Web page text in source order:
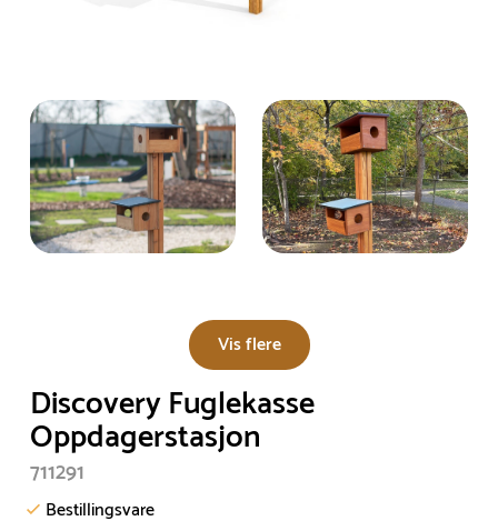
Vis flere
Discovery Fuglekasse
Oppdagerstasjon
711291
Bestillingsvare